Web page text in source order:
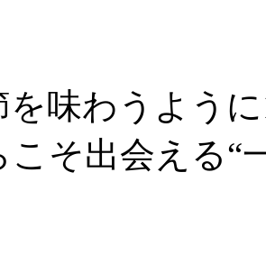
を味わうよう
こそ出会える“